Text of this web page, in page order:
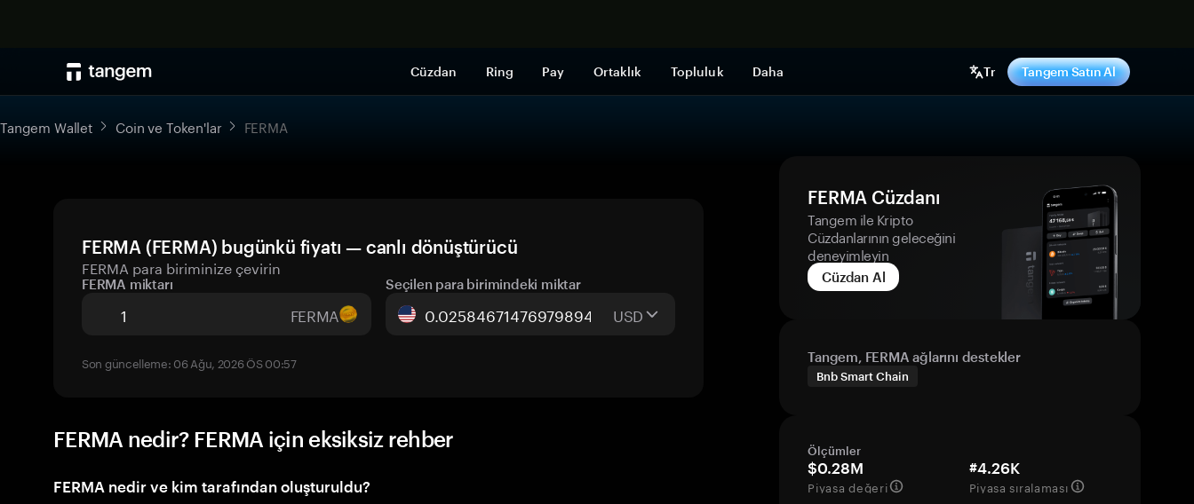
Cüzdan Ring Pay Ortaklık Topluluk Daha Tr Tangem Satın Al
Tangem Wallet Coin ve Token'lar FERMA
FERMA (FERMA) bugünkü fiyatı — canlı dönüştürücü
FERMA para biriminize çevirin
FERMA miktarı
FERMA
Seçilen para birimindeki miktar
USD
Son güncelleme: 06 Ağu, 2026 ÖS 00:57
FERMA nedir? FERMA için eksiksiz rehber
FERMA nedir ve kim tarafından oluşturuldu?
FERMA Cüzdanı
Tangem ile Kripto
Cüzdanlarının geleceğini
deneyimleyin
Cüzdan Al
Tangem, FERMA ağlarını destekler
Bnb Smart Chain
Ölçümler
$0.28M
Piyasa değeri
#4.26K
Piyasa sıralaması